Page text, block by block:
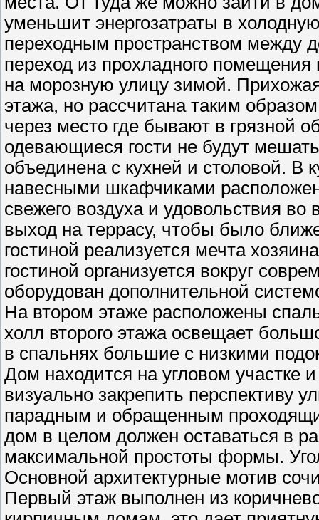
уменьшит энергозатраты в
переходным пространством между
переход из прохладного
на морозную улицу зимой.
этажа, но рассчитана таким
через место где бывают в грязной
одевающиеся гости не будут
объединена с кухней и столовой. В
навесными шкафчиками
свежего воздуха и удовольствия во
выход на террасу, чтобы было
гостиной реализуется мечта
гостиной организуется вокруг
оборудован дополнительной
На втором этаже расположены
холл второго этажа освещает
в спальнях большие с низкими
Дом находится на угловом участке
визуально закрепить перспективу
парадным и обращенным
дом в целом должен оставаться в
максимальной простоты формы.
Основной архитектурные мотив
Первый этаж выполнен из